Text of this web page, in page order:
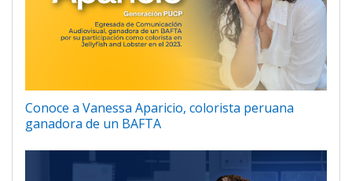
Conoce a Vanessa Aparicio, colorista peruana
ganadora de un BAFTA